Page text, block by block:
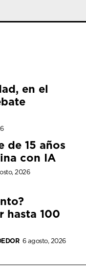
en el
de 15 años
con IA
2026
hasta 100
6 agosto, 2026